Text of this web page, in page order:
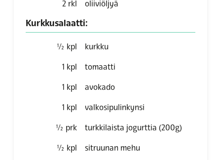
2 rkl oliiviöljyä
Kurkkusalaatti:
½ kpl kurkku
1 kpl tomaatti
1 kpl avokado
1 kpl valkosipulinkynsi
½ prk turkkilaista jogurttia (200g)
½ kpl sitruunan mehu